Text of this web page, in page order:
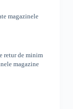
magazinele
retur de minim
magazine